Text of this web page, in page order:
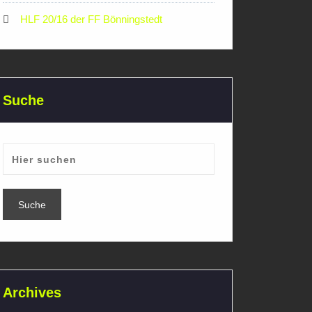
HLF 20/16 der FF Bönningstedt
Suche
Archives